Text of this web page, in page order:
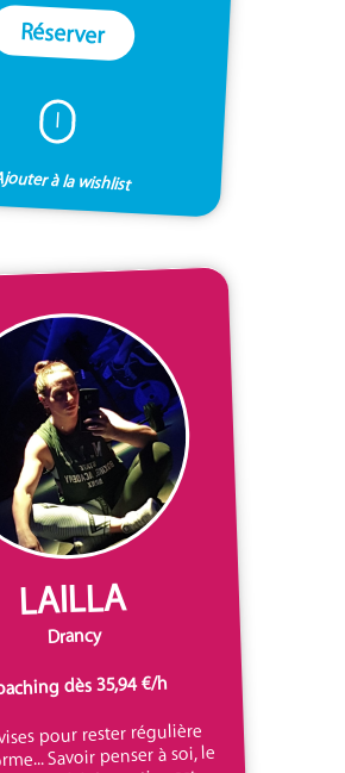
Réserver
I
à la wishlist
LAILLA
Drancy
dès 35,94 €/h
pour rester régulière
Savoir penser à soi, le